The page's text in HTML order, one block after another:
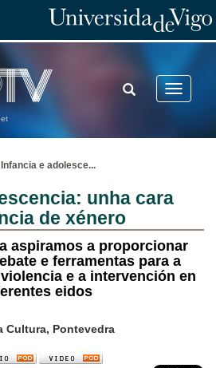
Toggle
TOGGLE
SEARCH
Infancia e adolesce...
unha cara
de xénero
aspiramos a proporcionar
e ferramentas para a
e a intervención en
eidos
Cultura, Pontevedra